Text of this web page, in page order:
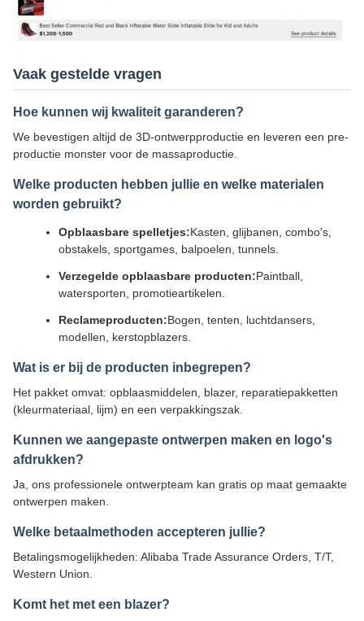
Vaak gestelde vragen
Hoe kunnen wij kwaliteit garanderen?
We bevestigen altijd de 3D-ontwerpproductie en leveren een pre-
productie monster voor de massaproductie.
Welke producten hebben jullie en welke materialen
worden gebruikt?
Opblaasbare spelletjes:Kasten, glijbanen, combo's,
obstakels, sportgames, balpoelen, tunnels.
Verzegelde opblaasbare producten:Paintball,
watersporten, promotieartikelen.
Reclameproducten:Bogen, tenten, luchtdansers,
modellen, kerstopblazers.
Wat is er bij de producten inbegrepen?
Het pakket omvat: opblaasmiddelen, blazer, reparatiepakketten
(kleurmateriaal, lijm) en een verpakkingszak.
Kunnen we aangepaste ontwerpen maken en logo's
afdrukken?
Ja, ons professionele ontwerpteam kan gratis op maat gemaakte
ontwerpen maken.
Welke betaalmethoden accepteren jullie?
Betalingsmogelijkheden: Alibaba Trade Assurance Orders, T/T,
Western Union.
Komt het met een blazer?